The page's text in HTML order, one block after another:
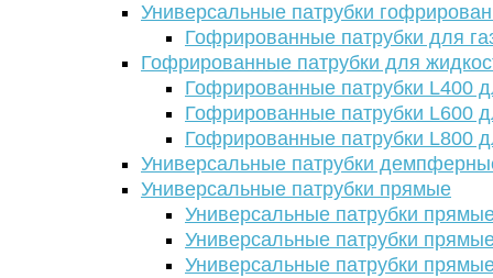
Универсальные патрубки
Гофрированные патрубки для
Гофрированные патрубки для
Гофрированные патрубки L400
Гофрированные патрубки L600
Гофрированные патрубки L800
Универсальные патрубки
Универсальные патрубки прямые
Универсальные патрубки
Универсальные патрубки
Универсальные патрубки